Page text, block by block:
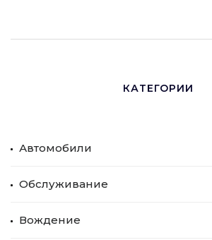
КАТЕГОРИИ
Автомобили
Обслуживание
Вождение